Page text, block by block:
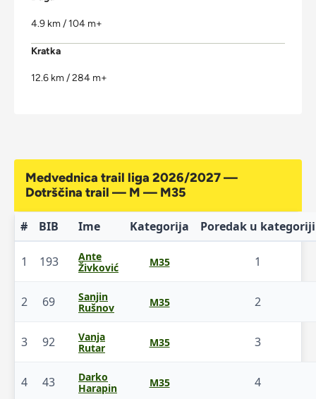
4.9 km / 104 m+
Kratka
12.6 km / 284 m+
Medvednica trail liga 2026/2027 —
Dotrščina trail — M — M35
# BIB Ime Kategorija Poredak u kategoriji
1 193
Ante
Živković
M35 1
2 69
Sanjin
Rušnov
M35 2
3 92
Vanja
Rutar
M35 3
4 43
Darko
Harapin
M35 4